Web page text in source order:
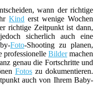
wann der richtige
Kind erst wenige Wochen
richtige Zeitpunkt ist dann,
sicherlich auch eine
Foto-Shooting zu planen,
professionelle Bildermachen
genau die Fortschritte und
Fotoszu dokumentieren.
auch von Ihrem Baby-